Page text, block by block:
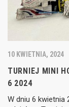
10 KWIETNIA, 2024
TURNIEJ MINI
6 2024
W dniu 6 kwietnia